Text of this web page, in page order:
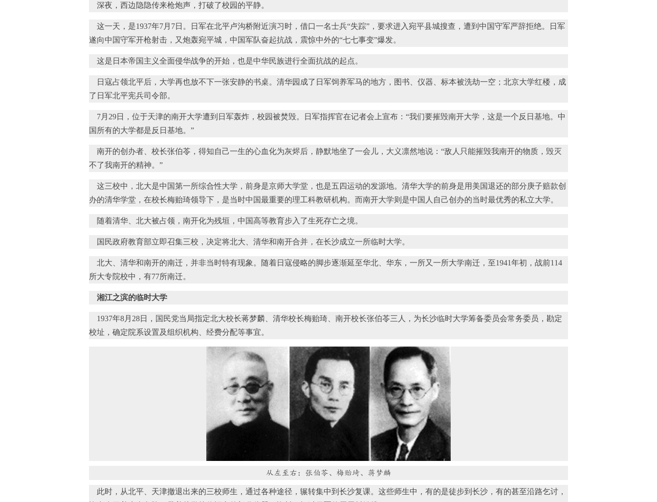
深夜，西边隐隐传来枪炮声，打破了校园的平静。
这一天，是1937年7月7日。日军在北平卢沟桥附近演习时，借口一名士兵“失踪”，要求进入宛平县城搜查，遭到中国守军严辞拒绝。日军
遂向中国守军开枪射击，又炮轰宛平城，中国军队奋起抗战，震惊中外的“七七事变”爆发。
这是日本帝国主义全面侵华战争的开始，也是中华民族进行全面抗战的起点。
日寇占领北平后，大学再也放不下一张安静的书桌。清华园成了日军饲养军马的地方，图书、仪器、标本被洗劫一空；北京大学红楼，成
了日军北平宪兵司令部。
7月29日，位于天津的南开大学遭到日军轰炸，校园被焚毁。日军指挥官在记者会上宣布：“我们要摧毁南开大学，这是一个反日基地。中
国所有的大学都是反日基地。”
南开的创办者、校长张伯苓，得知自己一生的心血化为灰烬后，静默地坐了一会儿，大义凛然地说：“敌人只能摧毁我南开的物质，毁灭
不了我南开的精神。”
这三校中，北大是中国第一所综合性大学，前身是京师大学堂，也是五四运动的发源地。清华大学的前身是用美国退还的部分庚子赔款创
办的清华学堂，在校长梅贻琦领导下，是当时中国最重要的理工科教研机构。而南开大学则是中国人自己创办的当时最优秀的私立大学。
随着清华、北大被占领，南开化为残垣，中国高等教育步入了生死存亡之境。
国民政府教育部立即召集三校，决定将北大、清华和南开合并，在长沙成立一所临时大学。
北大、清华和南开的南迁，并非当时特有现象。随着日寇侵略的脚步逐渐延至华北、华东，一所又一所大学南迁，至1941年初，战前114
所大专院校中，有77所南迁。
湘江之滨的临时大学
1937年8月28日，国民党当局指定北大校长蒋梦麟、清华校长梅贻琦、南开校长张伯苓三人，为长沙临时大学筹备委员会常务委员，勘定
校址，确定院系设置及组织机构、经费分配等事宜。
从左至右：张伯苓、梅贻琦、蒋梦麟
此时，从北平、天津撤退出来的三校师生，通过各种途径，辗转集中到长沙复课。这些师生中，有的是徒步到长沙，有的甚至沿路乞讨，